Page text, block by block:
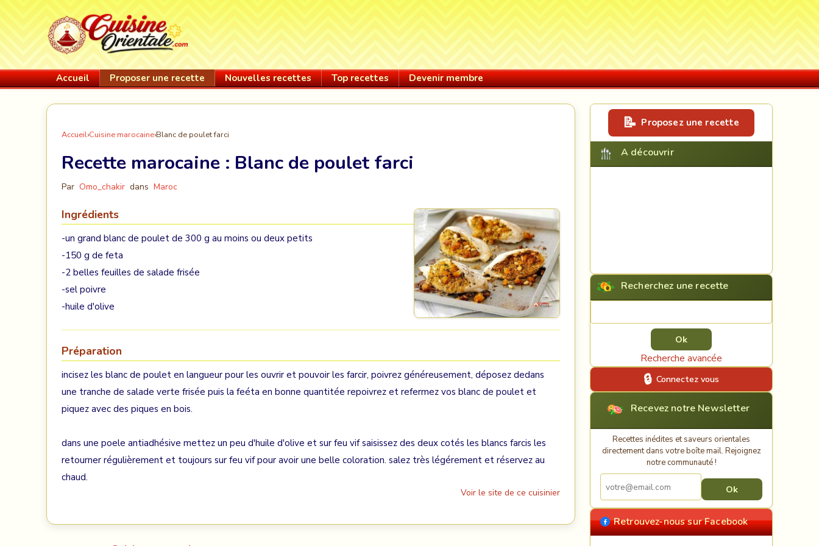
Accueil Proposer une recette Nouvelles recettes Top recettes Devenir membre
Accueil›Cuisine marocaine›Blanc de poulet farci
Recette marocaine : Blanc de poulet farci
Par Omo_chakir dans Maroc
Ingrédients
-un grand blanc de poulet de 300 g au moins ou deux petits
-150 g de feta
-2 belles feuilles de salade frisée
-sel poivre
-huile d'olive
Préparation
incisez les blanc de poulet en langueur pour les ouvrir et pouvoir les farcir, poivrez généreusement, déposez dedans
une tranche de salade verte frisée puis la feéta en bonne quantitée repoivrez et refermez vos blanc de poulet et
piquez avec des piques en bois.
dans une poele antiadhésive mettez un peu d'huile d'olive et sur feu vif saisissez des deux cotés les blancs farcis les
retourner régulièrement et toujours sur feu vif pour avoir une belle coloration. salez très légérement et réservez au
chaud.
Voir le site de ce cuisinier
Proposez une recette
A découvrir
Recherchez une recette
Recherche avancée
Connectez vous
Recevez notre Newsletter
Recettes inédites et saveurs orientales
directement dans votre boîte mail. Rejoignez
notre communauté !
Retrouvez-nous sur Facebook